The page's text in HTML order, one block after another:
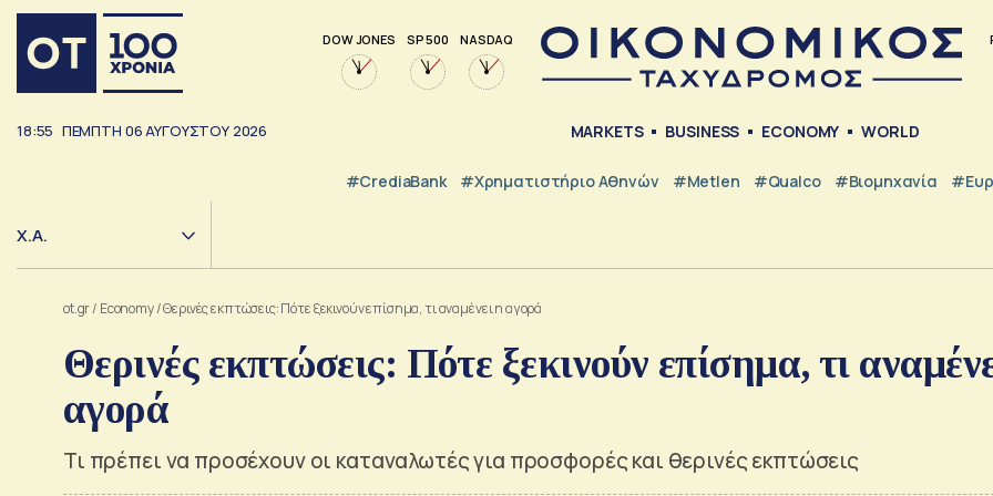
DOW JONES SP 500 NASDAQ
18:55 ΠΕΜΠΤΗ 06ΑΥΓΟΥΣΤΟΥ 2026 MARKETS BUSINESS ECONOMY WORLD
#CrediaBank #Χρηματιστήριο Αθηνών #metlen #Qualco #Βιομηχανία
Χ.Α.
ot.gr/ Economy/Θερινές εκπτώσεις: Πότε ξεκινούν επίσημα, τι αναμένει η αγορά
Θερινές εκπτώσεις: Πότε ξεκινούν επίσημα, τι
αγορά
Τι πρέπει να προσέχουν οι καταναλωτές για προσφορές και θερινές εκπτώσεις